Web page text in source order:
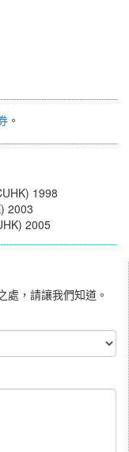
。
1998
2003
2005
處，請讓我們知道。